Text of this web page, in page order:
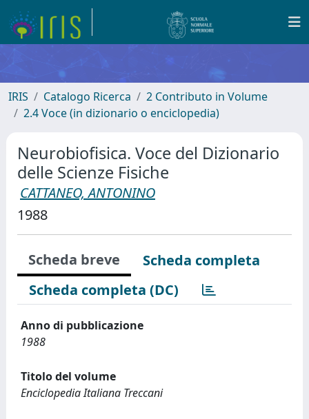
IRIS Catalogo Ricerca
2 Contributo in Volume
2.4 Voce (in dizionario o enciclopedia)
Neurobiofisica. Voce del Dizionario
delle Scienze Fisiche
CATTANEO, ANTONINO
1988
Scheda breve
Scheda completa
Scheda completa (DC)
Anno di pubblicazione
1988
Titolo del volume
Enciclopedia Italiana Treccani